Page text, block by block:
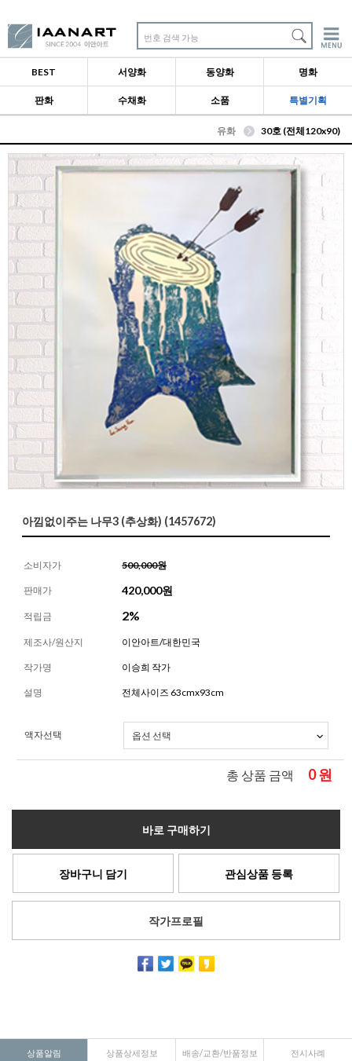
번호 검색 가능
BEST 서양화 동양화 명화
판화 수채화 소품 특별기획
유화 30호 (전체120x90)
아낌없이주는 나무3 (추상화) (1457672)
소비자가 500,000원
판매가 420,000원
적립금 2%
제조사/원산지 이안아트/대한민국
작가명 이승희 작가
설명 전체사이즈 63cmx93cm
액자선택
총 상품 금액 0원
바로 구매하기
장바구니 담기 관심상품 등록
작가프로필
상품알림 상품상세정보 배송/교환/반품정보 전시사례